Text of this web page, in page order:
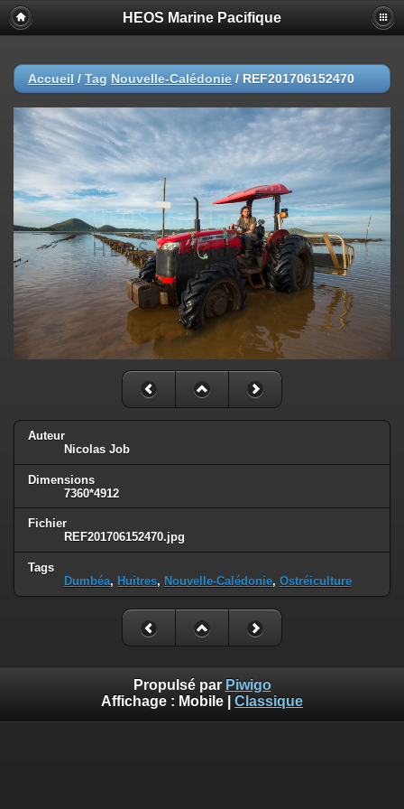
HEOS Marine Pacifique
Accueil / Tag Nouvelle-Calédonie / REF201706152470
Auteur
Nicolas Job
Dimensions
7360*4912
Fichier
REF201706152470.jpg
Tags
Dumbéa, Huitres, Nouvelle-Calédonie, Ostréiculture
Propulsé par Piwigo
Affichage : Mobile Classique